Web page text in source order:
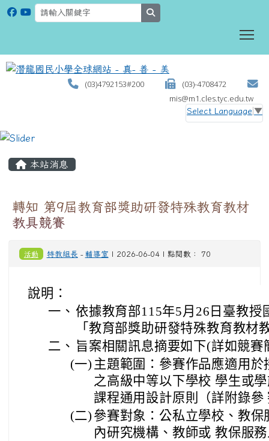
(03)4792153#200
(03)-4708472
mis@m1.cles.tyc.edu.tw
Select Language ▼
本站消息
轉知 第9屆教育部獎助研發特殊教育教材
教具競賽
活動 特教組長 - 輔導室 | 2026-06-04 | 點閱數： 70
說明：
一、 依據教育部115年5月26日臺教授
「教育部獎助研發特殊教育教材
二、 旨案相關訊息摘要如下(詳如競賽
(一) 主題範圍：參賽作品應適用
之高級中等以下學校 學生或
課程通用設計原則（詳附錄參
(二) 參賽對象：公私立學校、教
內研究機構、教師或 教保服